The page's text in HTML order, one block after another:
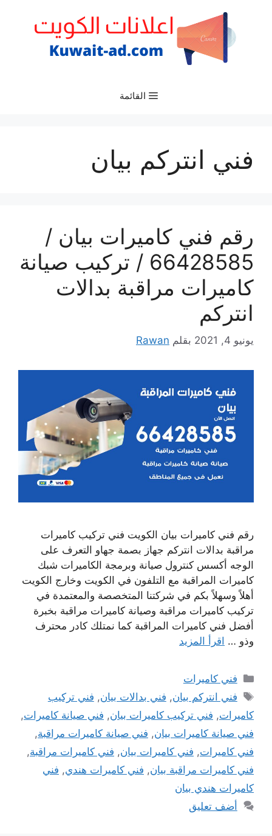
القائمة
فني انتركم بيان
رقم فني كاميرات بيان /
66428585 / تركيب صيانة
كاميرات مراقبة بدالات
انتركم
يونيو 4, 2021 بقلم Rawan
رقم فني كاميرات بيان الكويت فني تركيب كاميرات
مراقبة بدالات انتركم جهاز بصمة جهاو التعرف على
الوجه أكسس كنترول صيانة وبرمجة الكاميرات شبك
كاميرات المراقبة مع التلفون في الكويت وخارج الكويت
أهلاً وسهلاً بكم في شركتنا المتخصصة والمعتمدة في
تركيب كاميرات مراقبة وصيانة كاميرات مراقبة بخبرة
أفضل فني كاميرات المراقبة كما نمتلك كادر محترف
وذو … اقرأ المزيد
التصنيفات
فني كاميرات
الوسوم
فني انتركم بيان, فني بدالات بيان, فني تركيب
كاميرات, فني تركيب كاميرات بيان, فني صيانة كاميرات,
فني صيانة كاميرات بيان, فني صيانة كاميرات مراقبة,
فني كاميرات, فني كاميرات بيان, فني كاميرات مراقبة,
فني كاميرات مراقبة بيان, فني كاميرات هندي, فني
كاميرات هندي بيان
أضف تعليق